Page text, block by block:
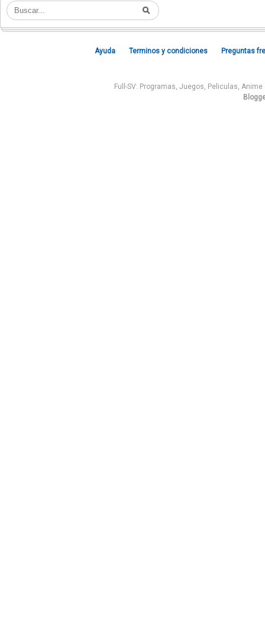
Ayuda Terminos y condiciones Preguntas
Full-SV: Programas, Juegos, Peliculas,